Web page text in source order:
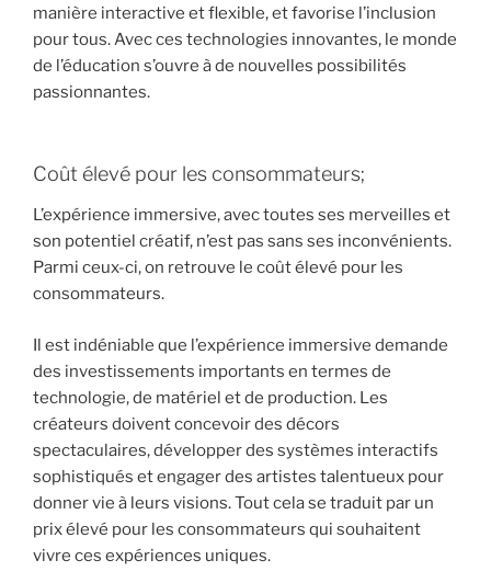
manière interactive et flexible, et favorise l’inclusion
pour tous. Avec ces technologies innovantes, le monde
de l’éducation s’ouvre à de nouvelles possibilités
passionnantes.
Coût élevé pour les consommateurs;
L’expérience immersive, avec toutes ses merveilles et
son potentiel créatif, n’est pas sans ses inconvénients.
Parmi ceux-ci, on retrouve le coût élevé pour les
consommateurs.
Il est indéniable que l’expérience immersive demande
des investissements importants en termes de
technologie, de matériel et de production. Les
créateurs doivent concevoir des décors
spectaculaires, développer des systèmes interactifs
sophistiqués et engager des artistes talentueux pour
donner vie à leurs visions. Tout cela se traduit par un
prix élevé pour les consommateurs qui souhaitent
vivre ces expériences uniques.